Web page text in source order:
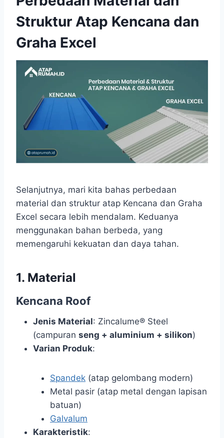
Struktur Atap Kencana dan
Graha Excel
Selanjutnya, mari kita bahas perbedaan
material dan struktur atap Kencana dan Graha
Excel secara lebih mendalam. Keduanya
menggunakan bahan berbeda, yang
memengaruhi kekuatan dan daya tahan.
1. Material
Kencana Roof
Jenis Material: Zincalume® Steel
(campuran seng + aluminium + silikon)
Varian Produk:
Spandek (atap gelombang modern)
Metal pasir (atap metal dengan lapisan
batuan)
Galvalum
Karakteristik: